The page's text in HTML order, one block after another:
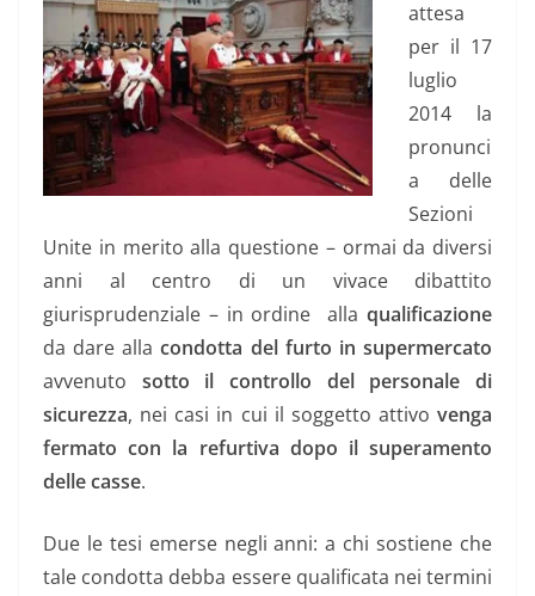
attesa
per il 17
luglio
2014 la
pronunci
a delle
Sezioni
Unite in merito alla questione – ormai da diversi
anni al centro di un vivace dibattito
giurisprudenziale – in ordine alla qualificazione
da dare alla condotta del furto in supermercato
avvenuto sotto il controllo del personale di
sicurezza, nei casi in cui il soggetto attivo venga
fermato con la refurtiva dopo il superamento
delle casse.
Due le tesi emerse negli anni: a chi sostiene che
tale condotta debba essere qualificata nei termini